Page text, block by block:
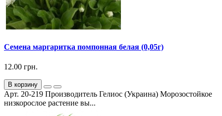
Семена маргаритка помпонная белая (0,05г)
12.00 грн.
В корзину
Арт. 20-219 Производитель Гелиос (Украина) Морозостойкое
низкорослое растение вы...